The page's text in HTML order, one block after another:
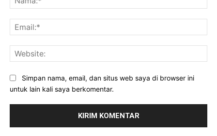
Simpan nama, email, dan situs web saya di browser ini
untuk lain kali saya berkomentar.